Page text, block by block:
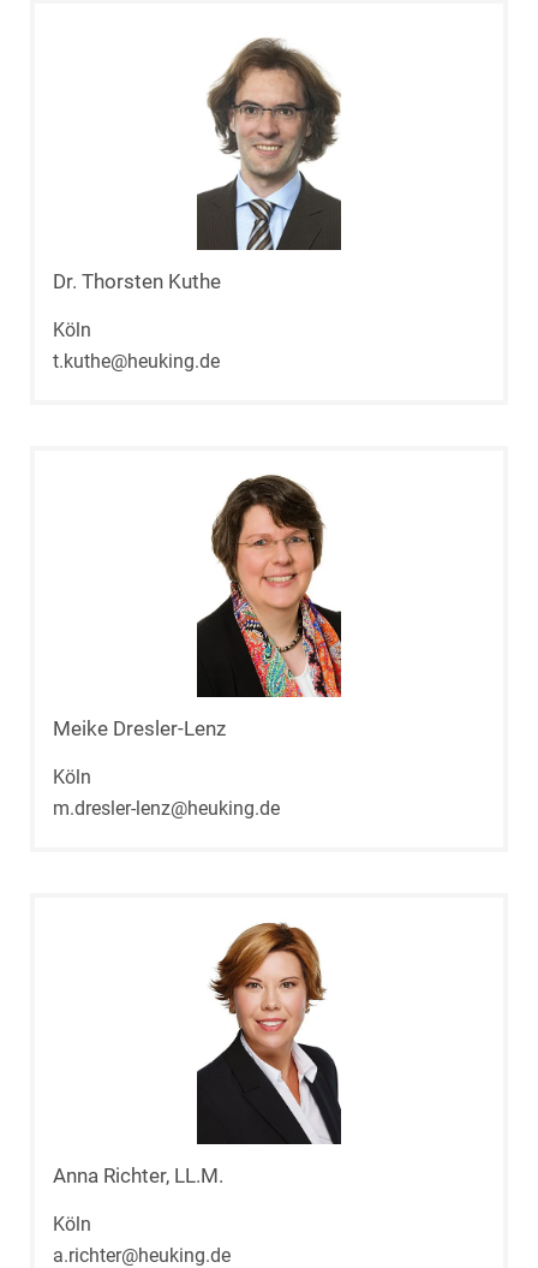
Dr. Thorsten Kuthe
Köln
t.kuthe@heuking.de
Meike Dresler-Lenz
Köln
m.dresler-lenz@heuking.de
Anna Richter, LL.M.
Köln
a.richter@heuking.de